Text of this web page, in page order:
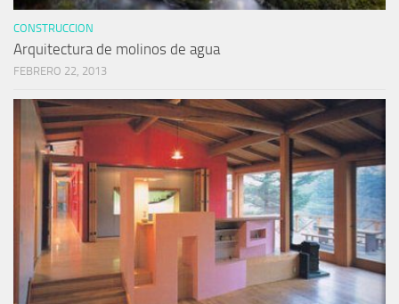
CONSTRUCCION
Arquitectura de molinos de agua
FEBRERO 22, 2013